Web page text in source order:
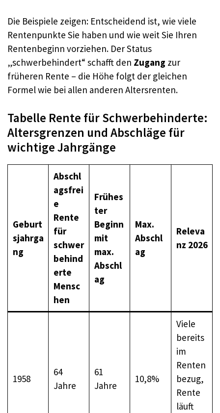
Die Beispiele zeigen: Entscheidend ist, wie viele
Rentenpunkte Sie haben und wie weit Sie Ihren
Rentenbeginn vorziehen. Der Status
„schwerbehindert“ schafft den Zugang zur
früheren Rente – die Höhe folgt der gleichen
Formel wie bei allen anderen Altersrenten.
Tabelle Rente für Schwerbehinderte:
Altersgrenzen und Abschläge für
wichtige Jahrgänge
Geburt
sjahrga
ng
Abschl
agsfrei
e
Rente
für
schwer
behind
erte
Mensc
hen
Frühes
ter
Beginn
mit
max.
Abschl
ag
Max.
Abschl
ag
Releva
nz 2026
1958
64
Jahre
61
Jahre
10,8%
Viele
bereits
im
Renten
bezug,
Rente
läuft